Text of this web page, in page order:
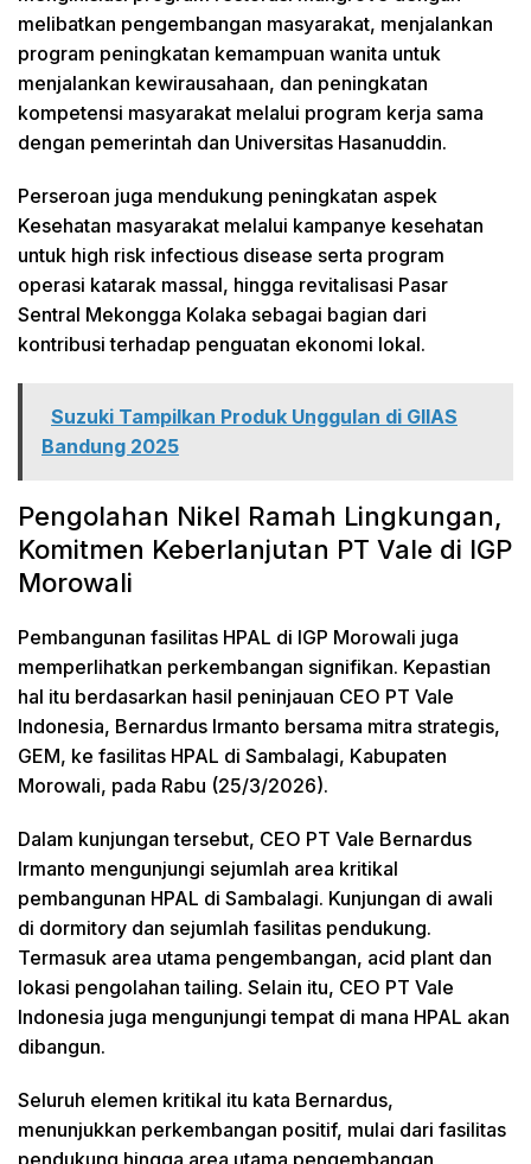
melibatkan pengembangan masyarakat, menjalankan
program peningkatan kemampuan wanita untuk
menjalankan kewirausahaan, dan peningkatan
kompetensi masyarakat melalui program kerja sama
dengan pemerintah dan Universitas Hasanuddin.
Perseroan juga mendukung peningkatan aspek
Kesehatan masyarakat melalui kampanye kesehatan
untuk high risk infectious disease serta program
operasi katarak massal, hingga revitalisasi Pasar
Sentral Mekongga Kolaka sebagai bagian dari
kontribusi terhadap penguatan ekonomi lokal.
Suzuki Tampilkan Produk Unggulan di GIIAS
Bandung 2025
Pengolahan Nikel Ramah Lingkungan,
Komitmen Keberlanjutan PT Vale di IGP
Morowali
Pembangunan fasilitas HPAL di IGP Morowali juga
memperlihatkan perkembangan signifikan. Kepastian
hal itu berdasarkan hasil peninjauan CEO PT Vale
Indonesia, Bernardus Irmanto bersama mitra strategis,
GEM, ke fasilitas HPAL di Sambalagi, Kabupaten
Morowali, pada Rabu (25/3/2026).
Dalam kunjungan tersebut, CEO PT Vale Bernardus
Irmanto mengunjungi sejumlah area kritikal
pembangunan HPAL di Sambalagi. Kunjungan di awali
di dormitory dan sejumlah fasilitas pendukung.
Termasuk area utama pengembangan, acid plant dan
lokasi pengolahan tailing. Selain itu, CEO PT Vale
Indonesia juga mengunjungi tempat di mana HPAL akan
dibangun.
Seluruh elemen kritikal itu kata Bernardus,
menunjukkan perkembangan positif, mulai dari fasilitas
pendukung hingga area utama pengembangan,